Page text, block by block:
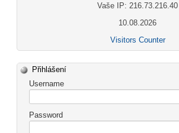
Vaše IP: 216.73.216.40
10.08.2026
Visitors Counter
Přihlášení
Username
Password